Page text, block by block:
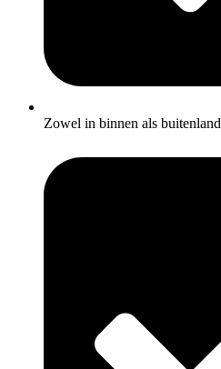
Zowel in binnen als buitenland